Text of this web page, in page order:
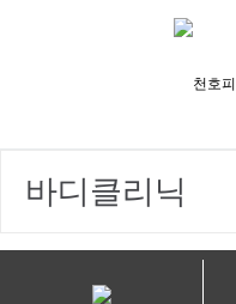
바디클리닉